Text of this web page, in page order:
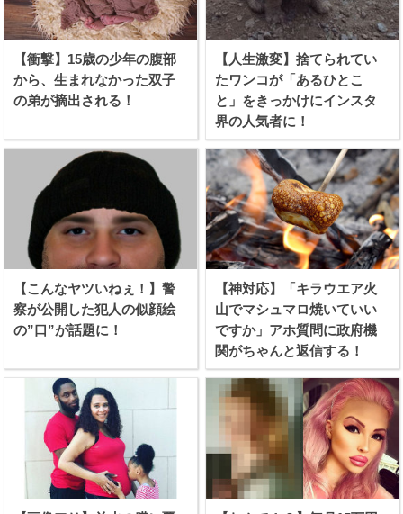
【衝撃】15歳の少年の腹部
から、生まれなかった双子
の弟が摘出される！
【人生激変】捨てられてい
たワンコが「あるひとこ
と」をきっかけにインスタ
界の人気者に！
【こんなヤツいねぇ！】警
察が公開した犯人の似顔絵
の”口”が話題に！
【神対応】「キラウエア火
山でマシュマロ焼いていい
ですか」アホ質問に政府機
関がちゃんと返信する！